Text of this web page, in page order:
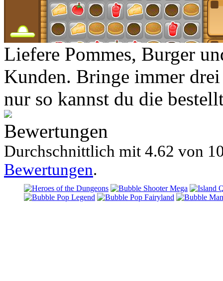
Liefere Pommes, Burger
Kunden. Bringe immer
nur so kannst du die
Bewertungen
Durchschnittlich mit 4.62 von
Bewertungen.